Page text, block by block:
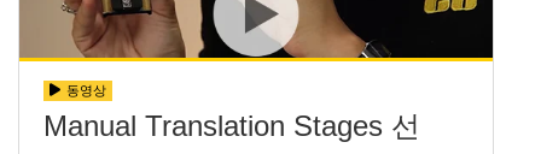
동영상
Manual Translation Stages 선